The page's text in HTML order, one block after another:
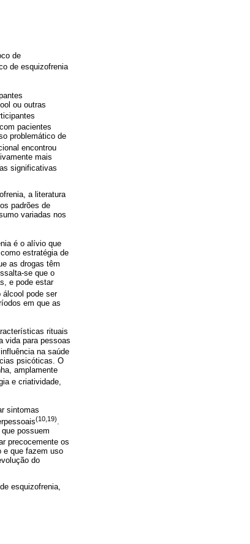
de
de esquizofrenia
ou outras
pacientes
problemático de
encontrou
mais
significativas
a literatura
padrões de
variadas nos
é o alívio que
estratégia de
as drogas têm
se que o
e pode estar
álcool pode ser
em que as
rituais
vida para pessoas
na saúde
psicóticas. O
amplamente
e criatividade,
sintomas
(10,19)
possuem
precocemente os
e que fazem uso
do
esquizofrenia,